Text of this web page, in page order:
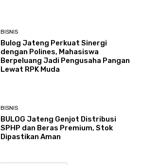
BISNIS
Bulog Jateng Perkuat Sinergi
dengan Polines, Mahasiswa
Berpeluang Jadi Pengusaha Pangan
Lewat RPK Muda
BISNIS
BULOG Jateng Genjot Distribusi
SPHP dan Beras Premium, Stok
Dipastikan Aman